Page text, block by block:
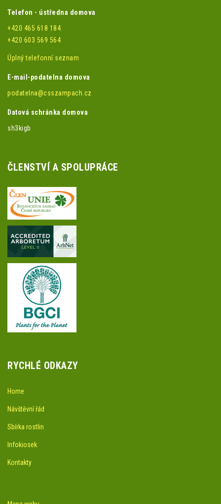
Telefon - ústředna domova
+420 465 618 184
+420 603 569 564
Úplný telefonní seznam
E-mail-podatelna domova
podatelna@csszampach.cz
Datová schránka domova
sh3kigb
ČLENSTVÍ A SPOLUPRÁCE
RYCHLÉ ODKAZY
Home
Návštěvní řád
Sbírka rostlin
Infokiosek
Kontakty